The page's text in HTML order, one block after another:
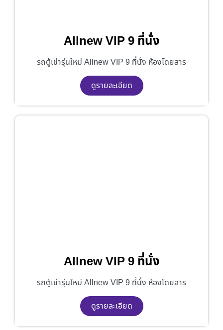
Allnew VIP 9 ที่นั่ง
รถตู้เช่ารุ่นใหม่ Allnew VIP 9 ที่นั่ง ห้องโดยสาร
ดูรายละเอียด
Allnew VIP 9 ที่นั่ง
รถตู้เช่ารุ่นใหม่ Allnew VIP 9 ที่นั่ง ห้องโดยสาร
ดูรายละเอียด